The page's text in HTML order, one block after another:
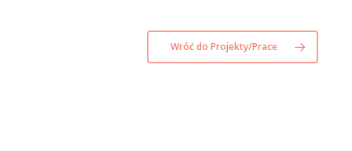
Wróć do Projekty/Prace